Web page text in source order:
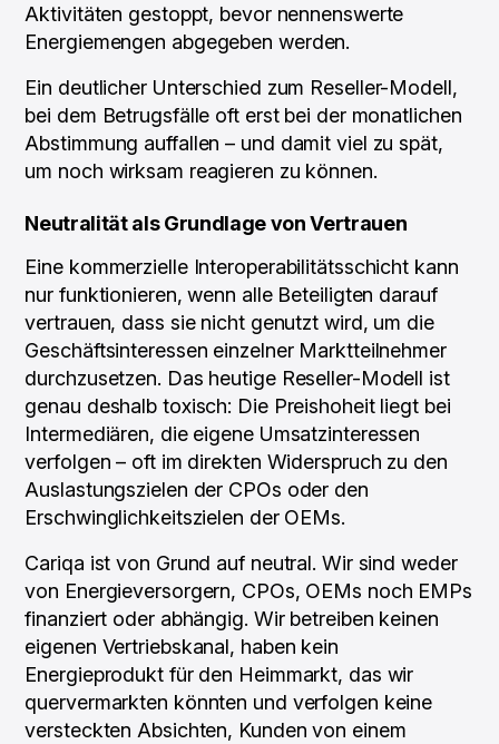
Aktivitäten gestoppt, bevor nennenswerte
Energiemengen abgegeben werden.
Ein deutlicher Unterschied zum Reseller-Modell,
bei dem Betrugsfälle oft erst bei der monatlichen
Abstimmung auffallen – und damit viel zu spät,
um noch wirksam reagieren zu können.
Neutralität als Grundlage von Vertrauen
Eine kommerzielle Interoperabilitätsschicht kann
nur funktionieren, wenn alle Beteiligten darauf
vertrauen, dass sie nicht genutzt wird, um die
Geschäftsinteressen einzelner Marktteilnehmer
durchzusetzen. Das heutige Reseller-Modell ist
genau deshalb toxisch: Die Preishoheit liegt bei
Intermediären, die eigene Umsatzinteressen
verfolgen – oft im direkten Widerspruch zu den
Auslastungszielen der CPOs oder den
Erschwinglichkeitszielen der OEMs.
Cariqa ist von Grund auf neutral. Wir sind weder
von Energieversorgern, CPOs, OEMs noch EMPs
finanziert oder abhängig. Wir betreiben keinen
eigenen Vertriebskanal, haben kein
Energieprodukt für den Heimmarkt, das wir
quervermarkten könnten und verfolgen keine
versteckten Absichten, Kunden von einem